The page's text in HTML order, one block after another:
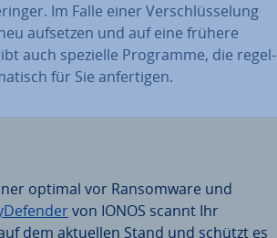
Im Falle einer Ver­schlüs­se­lung
aufsetzen und auf eine frühere
auch spezielle Programme, die re­gel­
für Sie an­fer­ti­gen.
optimal vor Ran­som­wa­re und
von IONOS scannt Ihr
dem aktuellen Stand und schützt es